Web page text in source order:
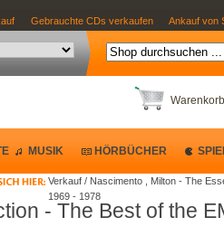
Gebrauchte CDs verkaufen Ankauf von
Warenkorb
Verkauf / Nascimento , Milton - The
1969 - 1978
MUSIK HÖRBÜCHER
- The Best of the